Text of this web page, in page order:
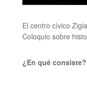
El centro cívico
Coloquio sobre
¿En qué consiste?